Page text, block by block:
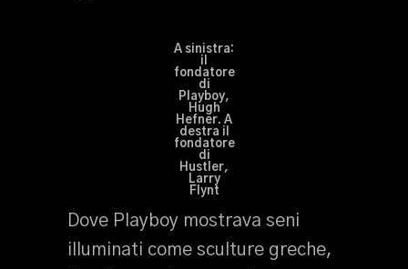
A sinistra:
il
fondatore
di
Playboy,
Hugh
Hefner. A
destra il
fondatore
di
Hustler,
Larry
Flynt
Dove Playboy mostrava seni
illuminati come sculture greche,